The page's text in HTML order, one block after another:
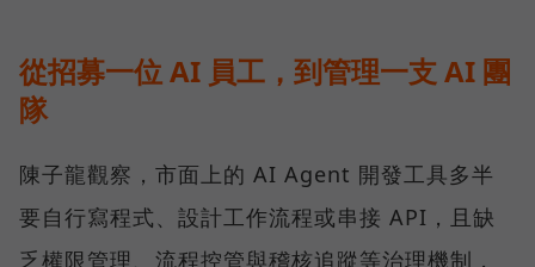
從招募一位 AI 員工，到管理一支 AI 團
隊
陳子龍觀察，市面上的 AI Agent 開發工具多半
要自行寫程式、設計工作流程或串接 API，且缺
乏權限管理、流程控管與稽核追蹤等治理機制，